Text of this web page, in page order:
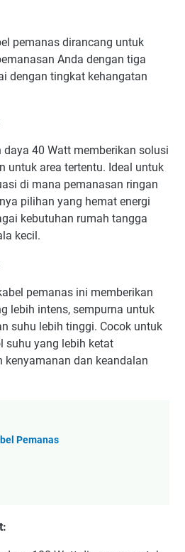
pemanas dirancang untuk
Anda dengan tiga
dengan tingkat kehangatan
daya 40 Watt memberikan solusi
untuk area tertentu. Ideal untuk
di mana pemanasan ringan
pilihan yang hemat energi
kebutuhan rumah tangga
kecil.
pemanas ini memberikan
lebih intens, sempurna untuk
suhu lebih tinggi. Cocok untuk
suhu yang lebih ketat
kenyamanan dan keandalan
Pemanas